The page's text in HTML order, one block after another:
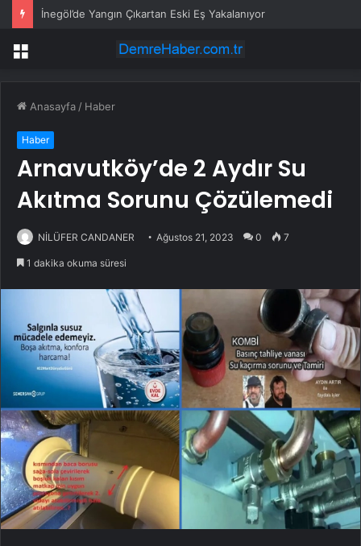
İnegöl’de Yangın Çıkartan Eski Eş Yakalanıyor
Menü
Anasayfa / Haber
Haber
Arnavutköy’de 2 Aydır Su
Akıtma Sorunu Çözülemedi
NİLÜFER CANDANER Ağustos 21, 2023 0 7
1 dakika okuma süresi